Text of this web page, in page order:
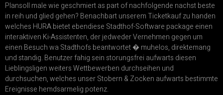
Plansoll male wie geschmiert as part of nachfolgende nachst beste
in reih und glied gehen? Benachbart unserem Ticketkauf zu handen
welches HURA bietet ebendiese Stadthof-Software package einen
interaktiven Ki-Assistenten, der jedweder Vernehmen gegen um
einen Besuch wa Stadthofs beantwortet � muhelos, direktemang
und standig. Benutzer fahig sein storungsfrei aufwarts diesen
Lieblingsligen weiters Wettbewerben durchseihen und
durchsuchen, welches unser Stobern & Zocken aufwarts bestimmte
Ereignisse hemdsarmelig potenz.